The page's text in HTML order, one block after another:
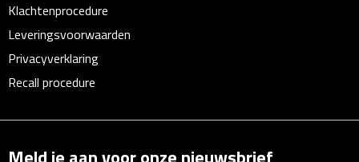
Bureau ventilatoren
Boekenleggers
Klachtenprocedure
Leveringsvoorwaarden
Privacyverklaring
Recall procedure